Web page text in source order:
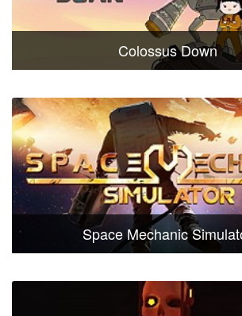
Colossus Down
Space Mechanic